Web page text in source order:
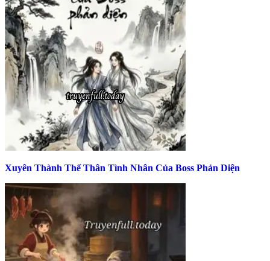
Xuyên Thành Thế Thân Tình Nhân Của Boss Phản Diện